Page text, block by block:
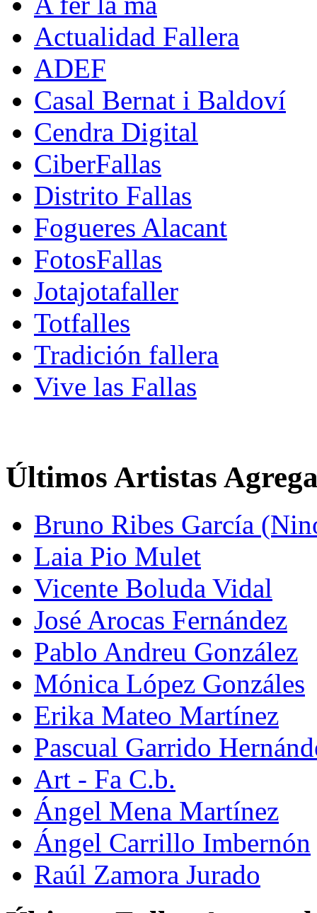
Actualidad Fallera
ADEF
Casal Bernat i Baldoví
Cendra Digital
CiberFallas
Distrito Fallas
Fogueres Alacant
FotosFallas
Jotajotafaller
Totfalles
Tradición fallera
Vive las Fallas
Últimos Artistas
Bruno Ribes García
Laia Pio Mulet
Vicente Boluda Vidal
José Arocas Fernández
Pablo Andreu González
Mónica López Gonzáles
Erika Mateo Martínez
Pascual Garrido
Art - Fa C.b.
Ángel Mena Martínez
Ángel Carrillo Imbernón
Raúl Zamora Jurado